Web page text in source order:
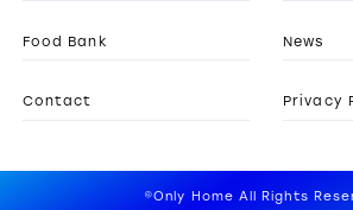
Food Bank News
Contact Privacy
©Only Home All Rights